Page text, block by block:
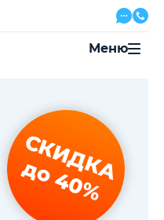
Меню
СКИДКА
до 40%